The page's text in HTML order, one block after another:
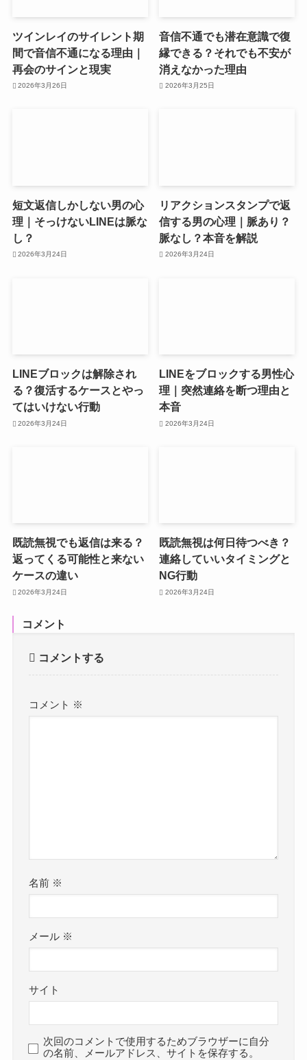
ツインレイのサイレント期
間で音信不通になる理由｜
再会のサインと現実
2026年3月26日
音信不通でも潜在意識で復
縁できる？それでも不安が
消えなかった理由
2026年3月25日
短文返信しかしない男の心
理｜そっけないLINEは脈な
し？
2026年3月24日
リアクションスタンプで返
信する男の心理｜脈あり？
脈なし？本音を解説
2026年3月24日
LINEブロックは解除され
る？復活するケースとやっ
てはいけない行動
2026年3月24日
LINEをブロックする男性心
理｜突然連絡を断つ理由と
本音
2026年3月24日
既読無視でも返信は来る？
返ってくる可能性と来ない
ケースの違い
2026年3月24日
既読無視は何日待つべき？
連絡していいタイミングと
NG行動
2026年3月24日
コメント
コメントする
コメント ※
名前 ※
メール ※
サイト
次回のコメントで使用するためブラウザーに自分
の名前、メールアドレス、サイトを保存する。